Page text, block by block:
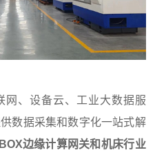
网、设备云、工业大数据服
数据采集和数字化一站式解
边缘计算网关和机床行业